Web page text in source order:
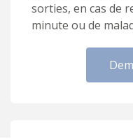
sorties, en cas de
minute ou de